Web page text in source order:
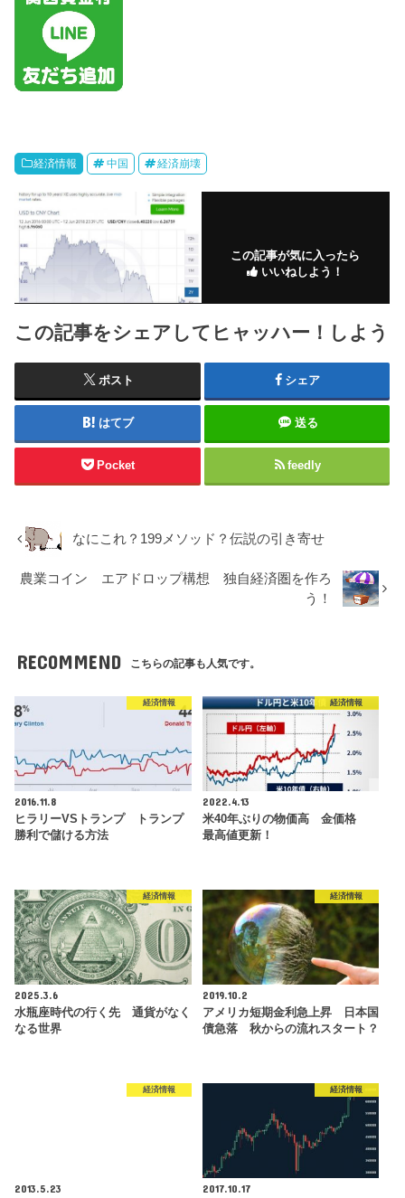
経済情報 中国 経済崩壊
この記事が気に入ったら
いいねしよう！
この記事をシェアしてヒャッハー！しよう
ポスト シェア
はてブ 送る
Pocket feedly
なにこれ？199メソッド？伝説の引き寄せ
農業コイン エアドロップ構想 独自経済圏を作ろ
う！
RECOMMEND こちらの記事も人気です。
経済情報
2016.11.8
ヒラリーVSトランプ トランプ
勝利で儲ける方法
経済情報
2022.4.13
米40年ぶりの物価高 金価格
最高値更新！
経済情報
2025.3.6
水瓶座時代の行く先 通貨がなく
なる世界
経済情報
2019.10.2
アメリカ短期金利急上昇 日本国
債急落 秋からの流れスタート？
経済情報
2013.5.23
経済情報
2017.10.17